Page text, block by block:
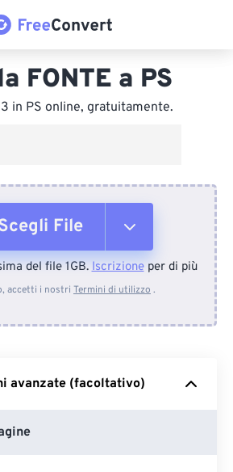
FONTE a PS
in PS online, gratuitamente.
File
Dal dispositivo
Da Google Drive
del file 1GB.Iscrizioneper di più
accetti i nostri Termini di utilizzo .
avanzate (facoltativo)